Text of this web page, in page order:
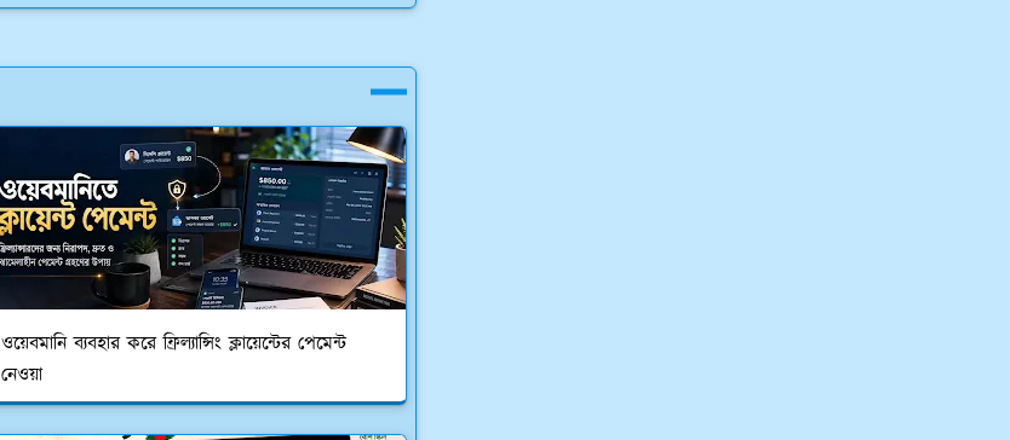
ওয়েবমানি ব্যবহার করে ফ্রিল্যান্সিং ক্লায়েন্টের পেমেন্ট
নেওয়া